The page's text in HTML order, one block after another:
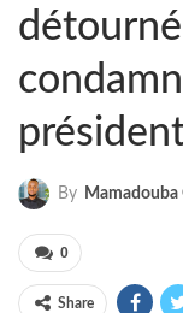
By Mamadouba
0
Share